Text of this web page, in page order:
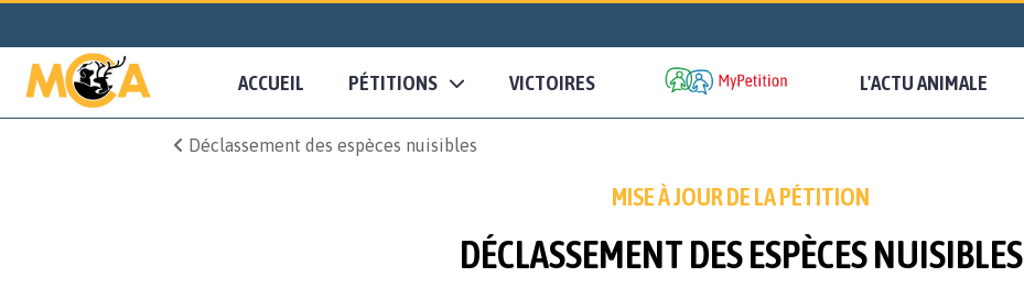
ACCUEIL PÉTITIONS VICTOIRES L'ACTU ANIMALE
Déclassement des espèces nuisibles
MISE À JOUR DE LA PÉTITION
DÉCLASSEMENT DES ESPÈCES NUISIBLES